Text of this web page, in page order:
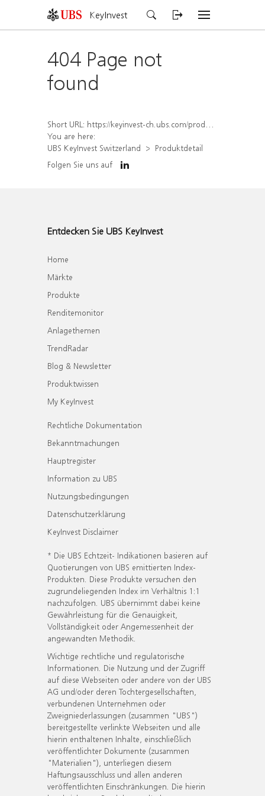
KeyInvest
404 Page not
found
Short URL: https://keyinvest-ch.ubs.com/produkt/detail/index/isin/CH1577999449
You are here:
UBS KeyInvest Switzerland
Produktdetail
Folgen Sie uns auf
Entdecken Sie UBS KeyInvest
Home
Märkte
Produkte
Renditemonitor
Anlagethemen
TrendRadar
Blog & Newsletter
Produktwissen
My KeyInvest
Rechtliche Dokumentation
Bekanntmachungen
Hauptregister
Information zu UBS
Nutzungsbedingungen
Datenschutzerklärung
KeyInvest Disclaimer
* Die UBS Echtzeit- Indikationen basieren auf
Quotierungen von UBS emittierten Index-
Produkten. Diese Produkte versuchen den
zugrundeliegenden Index im Verhältnis 1:1
nachzufolgen. UBS übernimmt dabei keine
Gewährleistung für die Genauigkeit,
Vollständigkeit oder Angemessenheit der
angewandten Methodik.
Wichtige rechtliche und regulatorische
Informationen. Die Nutzung und der Zugriff
auf diese Webseiten oder andere von der UBS
AG und/oder deren Tochtergesellschaften,
verbundenen Unternehmen oder
Zweigniederlassungen (zusammen "UBS")
bereitgestellte verlinkte Webseiten und alle
hierin enthaltenen Inhalte, einschließlich
veröffentlichter Dokumente (zusammen
"Materialien"), unterliegen diesem
Haftungsausschluss und allen anderen
veröffentlichten Einschränkungen. Die hierin